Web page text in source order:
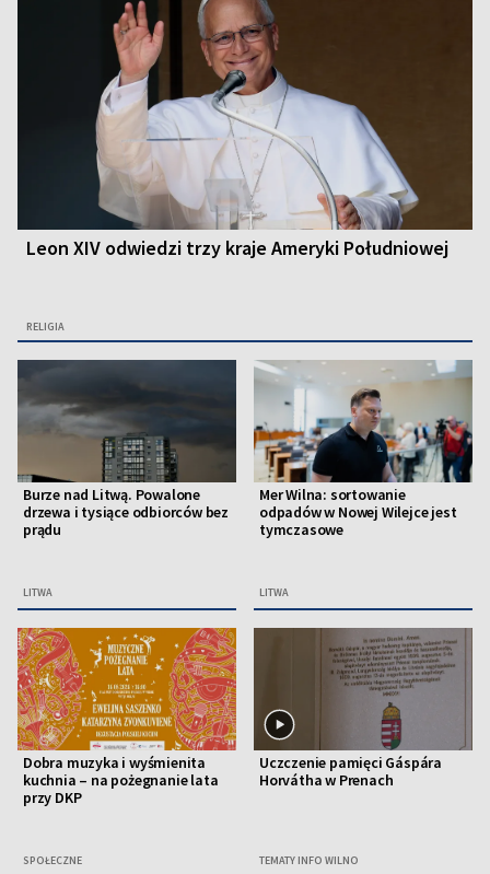
Leon XIV odwiedzi trzy kraje Ameryki Południowej
RELIGIA
Burze nad Litwą. Powalone
drzewa i tysiące odbiorców bez
prądu
LITWA
Mer Wilna: sortowanie
odpadów w Nowej Wilejce jest
tymczasowe
LITWA
Dobra muzyka i wyśmienita
kuchnia – na pożegnanie lata
przy DKP
SPOŁECZNE
Uczczenie pamięci Gáspára
Horvátha w Prenach
TEMATY INFO WILNO